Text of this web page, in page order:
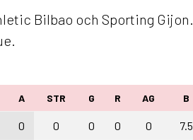
Bilbao och Sporting Gijon.
A STR G R AG B
0 0 0 0 0 7.5